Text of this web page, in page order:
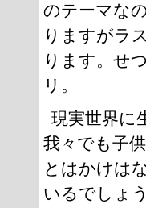
のテーマな
りますがラ
ります。せ
リ。
現実世界に
我々でも子
とはかけは
いるでしょ